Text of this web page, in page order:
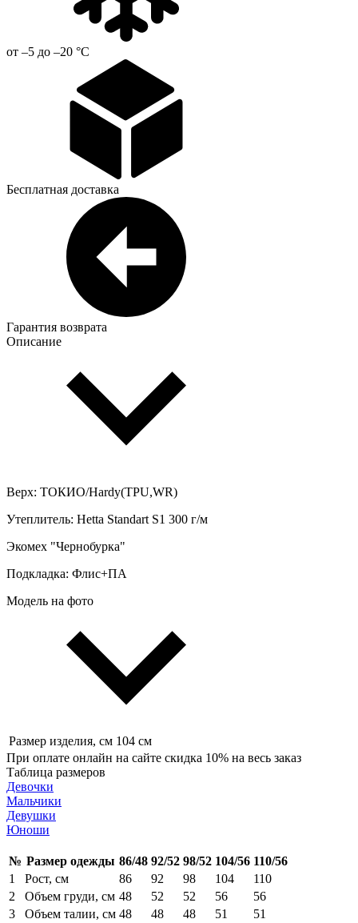
от –5 до –20 °С
Бесплатная доставка
Гарантия возврата
Описание
Верх: ТОКИО/Hardy(TPU,WR)
Утеплитель: Hetta Standart S1 300 г/м
Экомех "Чернобурка"
Подкладка: Флис+ПА
Модель на фото
Размер изделия, см 104 см
При оплате онлайн на сайте скидка 10% на весь заказ
Таблица размеров
Девочки
Мальчики
Девушки
Юноши
№ Размер одежды 86/48 92/52 98/52 104/56 110/56
1
Рост, см 86 92 98 104
110
2
Объем груди, см 48 52 52 56
56
3
Объем талии, см 48 48 48 51
51